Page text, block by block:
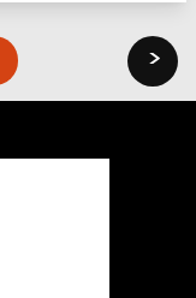
›